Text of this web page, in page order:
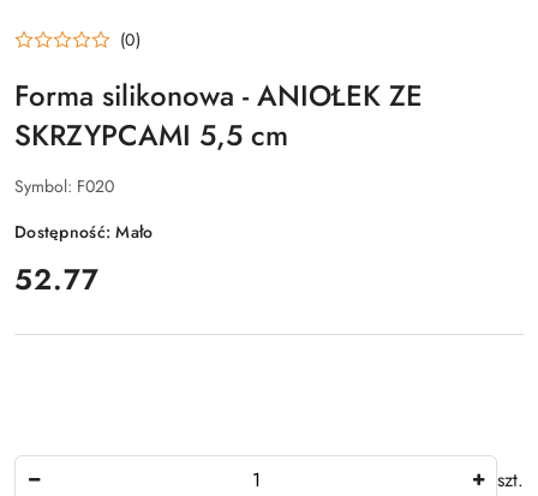
(0)
Forma silikonowa - ANIOŁEK ZE
SKRZYPCAMI 5,5 cm
Symbol: F020
Dostępność:Mało
cena:
52.77
szt.